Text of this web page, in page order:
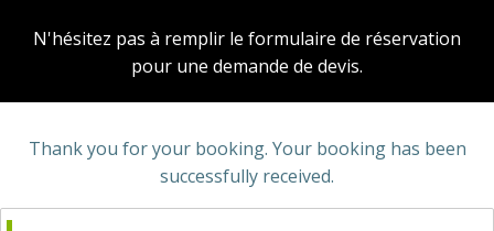
N'hésitez pas à remplir le formulaire de réservation
pour une demande de devis.
Thank you for your booking. Your booking has been
successfully received.